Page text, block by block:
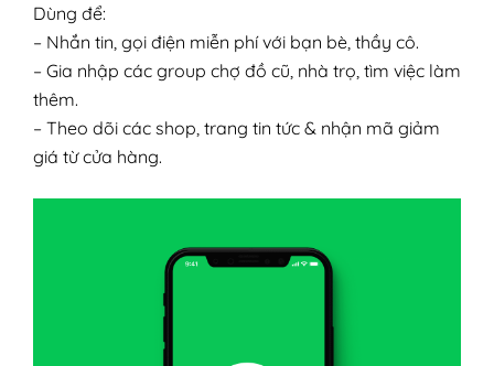
Dùng để:
– Nhắn tin, gọi điện miễn phí với bạn bè, thầy cô.
– Gia nhập các group chợ đồ cũ, nhà trọ, tìm việc làm
thêm.
– Theo dõi các shop, trang tin tức & nhận mã giảm
giá từ cửa hàng.